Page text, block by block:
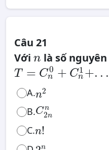
Câu 21
Với n
n là số
T = C0
n + C1
n +. . .
T
=
Cn0
+Cn
+
..
+
Cnn
A.n2
2
B.Cn
2n
C2n
C.n!
n!
n
2n